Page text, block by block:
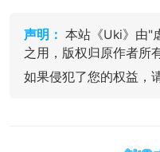
声明： 本站《Uki》由"
之用，版权归原作者所
如果侵犯了您的权益，